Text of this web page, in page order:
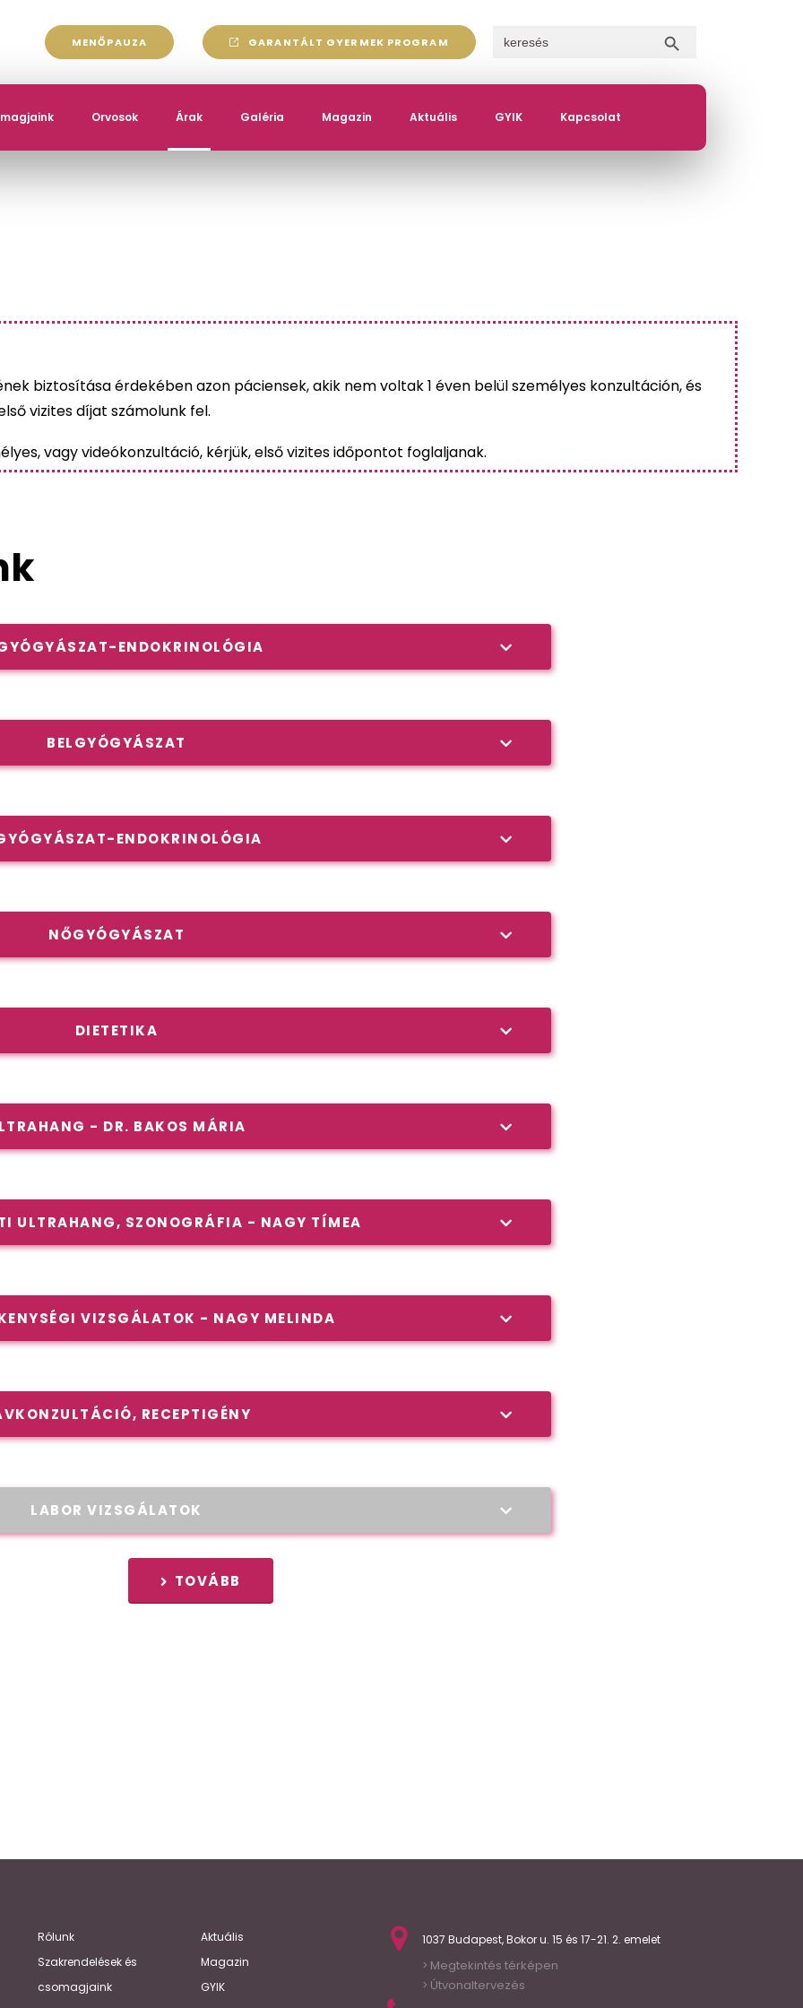
MENŐPAUZA GARANTÁLT GYERMEK PROGRAM
Orvosok Árak Galéria Magazin Aktuális GYIK Kapcsolat
biztosítása érdekében azon páciensek, akik nem voltak 1 éven belül személyes konzultáción, és
vizites díjat számolunk fel.
vagy videókonzultáció, kérjük, első vizites időpontot foglaljanak.
ENDOKRINOLÓGIA
BELGYÓGYÁSZAT
ENDOKRINOLÓGIA
NŐGYÓGYÁSZAT
DIETETIKA
- DR. BAKOS MÁRIA
ULTRAHANG, SZONOGRÁFIA - NAGY TÍMEA
VIZSGÁLATOK - NAGY MELINDA
RECEPTIGÉNY
LABOR VIZSGÁLATOK
TOVÁBB
Rólunk
Szakrendelések és
csomagjaink
Aktuális
Magazin
GYIK
1037 Budapest, Bokor u. 15 és 17-21. 2. emelet
> Megtekintés térképen
> Útvonaltervezés